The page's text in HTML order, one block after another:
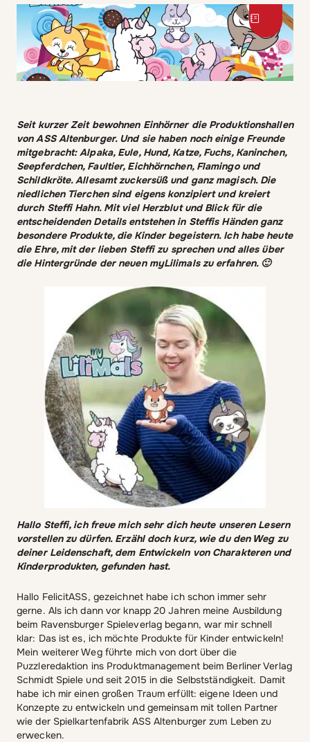
Seit kurzer Zeit bewohnen Einhörner die Produktionshallen
von ASS Altenburger. Und sie haben noch einige Freunde
mitgebracht: Alpaka, Eule, Hund, Katze, Fuchs, Kaninchen,
Seepferdchen, Faultier, Eichhörnchen, Flamingo und
Schildkröte. Allesamt zuckersüß und ganz magisch. Die
niedlichen Tierchen sind eigens konzipiert und kreiert
durch Steffi Hahn. Mit viel Herzblut und Blick für die
entscheidenden Details entstehen in Steffis Händen ganz
besondere Produkte, die Kinder begeistern. Ich habe heute
die Ehre, mit der lieben Steffi zu sprechen und alles über
die Hintergründe der neuen myLilimals zu erfahren. 🙂
Hallo Steffi, ich freue mich sehr dich heute unseren Lesern
vorstellen zu dürfen. Erzähl doch kurz, wie du den Weg zu
deiner Leidenschaft, dem Entwickeln von Charakteren und
Kinderprodukten, gefunden hast.
Hallo FelicitASS, gezeichnet habe ich schon immer sehr
gerne. Als ich dann vor knapp 20 Jahren meine Ausbildung
beim Ravensburger Spieleverlag begann, war mir schnell
klar: Das ist es, ich möchte Produkte für Kinder entwickeln!
Mein weiterer Weg führte mich von dort über die
Puzzleredaktion ins Produktmanagement beim Berliner Verlag
Schmidt Spiele und seit 2015 in die Selbstständigkeit. Damit
habe ich mir einen großen Traum erfüllt: eigene Ideen und
Konzepte zu entwickeln und gemeinsam mit tollen Partner
wie der Spielkartenfabrik ASS Altenburger zum Leben zu
erwecken.